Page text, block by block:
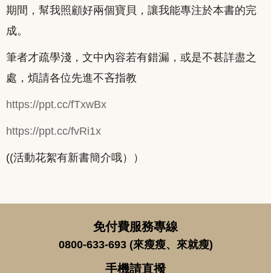
期間，幫我照顧好兩個寶貝，讓我能專注於本書的完
成。
筆者才疏學淺，文中內容若有錯漏，或是不甚詳盡之
處，煩請各位先進不吝指教
https://ppt.cc/fTxwBx
https://ppt.cc/fvRi1x
((活動花絮有新書簡介哦））
免付費服務專線
0800-633-693 (來瘦瘦、來就瘦)
手機請直撥